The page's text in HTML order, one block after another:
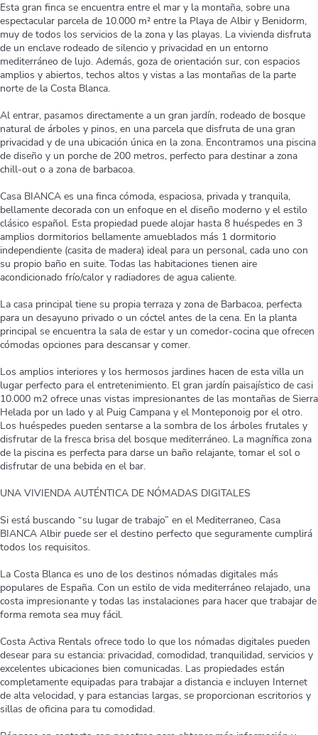
Esta gran finca se encuentra entre el mar y la montaña, sobre una
espectacular parcela de 10.000 m² entre la Playa de Albir y Benidorm,
muy de todos los servicios de la zona y las playas. La vivienda disfruta
de un enclave rodeado de silencio y privacidad en un entorno
mediterráneo de lujo. Además, goza de orientación sur, con espacios
amplios y abiertos, techos altos y vistas a las montañas de la parte
norte de la Costa Blanca.
Al entrar, pasamos directamente a un gran jardín, rodeado de bosque
natural de árboles y pinos, en una parcela que disfruta de una gran
privacidad y de una ubicación única en la zona. Encontramos una piscina
de diseño y un porche de 200 metros, perfecto para destinar a zona
chill-out o a zona de barbacoa.
Casa BIANCA es una finca cómoda, espaciosa, privada y tranquila,
bellamente decorada con un enfoque en el diseño moderno y el estilo
clásico español. Esta propiedad puede alojar hasta 8 huéspedes en 3
amplios dormitorios bellamente amueblados más 1 dormitorio
independiente (casita de madera) ideal para un personal, cada uno con
su propio baño en suite. Todas las habitaciones tienen aire
acondicionado frío/calor y radiadores de agua caliente.
La casa principal tiene su propia terraza y zona de Barbacoa, perfecta
para un desayuno privado o un cóctel antes de la cena. En la planta
principal se encuentra la sala de estar y un comedor-cocina que ofrecen
cómodas opciones para descansar y comer.
Los amplios interiores y los hermosos jardines hacen de esta villa un
lugar perfecto para el entretenimiento. El gran jardín paisajístico de casi
10.000 m2 ofrece unas vistas impresionantes de las montañas de Sierra
Helada por un lado y al Puig Campana y el Monteponoig por el otro.
Los huéspedes pueden sentarse a la sombra de los árboles frutales y
disfrutar de la fresca brisa del bosque mediterráneo. La magnífica zona
de la piscina es perfecta para darse un baño relajante, tomar el sol o
disfrutar de una bebida en el bar.
UNA VIVIENDA AUTÉNTICA DE NÓMADAS DIGITALES
Si está buscando “su lugar de trabajo” en el Mediterraneo, Casa
BIANCA Albir puede ser el destino perfecto que seguramente cumplirá
todos los requisitos.
La Costa Blanca es uno de los destinos nómadas digitales más
populares de España. Con un estilo de vida mediterráneo relajado, una
costa impresionante y todas las instalaciones para hacer que trabajar de
forma remota sea muy fácil.
Costa Activa Rentals ofrece todo lo que los nómadas digitales pueden
desear para su estancia: privacidad, comodidad, tranquilidad, servicios y
excelentes ubicaciones bien comunicadas. Las propiedades están
completamente equipadas para trabajar a distancia e incluyen Internet
de alta velocidad, y para estancias largas, se proporcionan escritorios y
sillas de oficina para tu comodidad.